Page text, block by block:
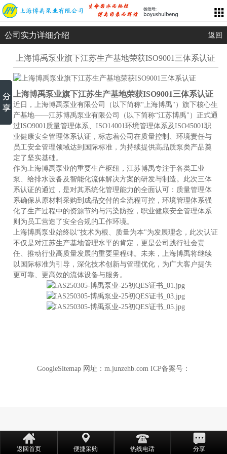
公司实力详细介绍 返回
上海博禹泵业旗下江苏生产基地荣获ISO9001三体系认证
上海博禹泵业旗下江苏生产基地荣获ISO9001三体系认证
近日，上海博禹泵业有限公司（以下简称“上海博禹"）旗下核心生
产基地——江苏博禹泵业有限公司（以下简称“江苏博禹"）正式通
过ISO9001质量管理体系、ISO14001环境管理体系及ISO45001职
业健康安全管理体系认证，标志着公司在质量控制、环境责任与
员工安全管理领域达到国际标准，为持续提供高品质泵类产品奠
定了坚实基础。
作为上海博禹泵业的重要生产枢纽，江苏博禹专注于各类工业
泵、给排水设备及智能化流体解决方案的研发与制造。此次三体
系认证的通过，是对其系统化管理能力的全面认可：质量管理体
系确保从原材料采购到成品交付的全流程可控，环境管理体系强
化了生产过程中的资源节约与污染防控，职业健康安全管理体系
则为员工营造了安全合规的工作环境。
上海博禹泵业始终以“技术为根、质量为本"为发展理念，此次认证
不仅是对江苏生产基地管理水平的肯定，更是公司践行社会责
任、推动行业高质量发展的重要里程碑。未来，上海博禹将继续
以国际标准为引导，深化技术创新与管理优化，为广大客户提供
更可靠、更高效的流体设备与服务。
GoogleSitemap 网址： m.junzehb.com ICP备案号：
返回首页 便捷采购 热线电话 分享